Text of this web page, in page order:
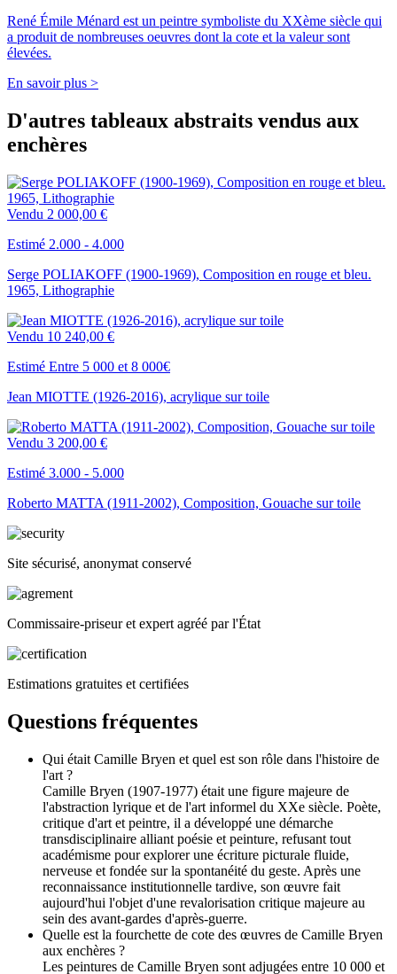
René Émile Ménard est un peintre symboliste du XXème siècle qui
a produit de nombreuses oeuvres dont la cote et la valeur sont
élevées.
En savoir plus >
D'autres tableaux abstraits vendus aux
enchères
Vendu 2 000,00 €
Estimé 2.000 - 4.000
Serge POLIAKOFF (1900-1969), Composition en rouge et bleu.
1965, Lithographie
Vendu 10 240,00 €
Estimé Entre 5 000 et 8 000€
Jean MIOTTE (1926-2016), acrylique sur toile
Vendu 3 200,00 €
Estimé 3.000 - 5.000
Roberto MATTA (1911-2002), Composition, Gouache sur toile
Site sécurisé, anonymat conservé
Commissaire-priseur et expert agréé par l'État
Estimations gratuites et certifiées
Questions fréquentes
Qui était Camille Bryen et quel est son rôle dans l'histoire de
l'art ?
Camille Bryen (1907-1977) était une figure majeure de
l'abstraction lyrique et de l'art informel du XXe siècle. Poète,
critique d'art et peintre, il a développé une démarche
transdisciplinaire alliant poésie et peinture, refusant tout
académisme pour explorer une écriture picturale fluide,
nerveuse et fondée sur la spontanéité du geste. Après une
reconnaissance institutionnelle tardive, son œuvre fait
aujourd'hui l'objet d'une revalorisation critique majeure au
sein des avant-gardes d'après-guerre.
Quelle est la fourchette de cote des œuvres de Camille Bryen
aux enchères ?
Les peintures de Camille Bryen sont adjugées entre 10 000 et